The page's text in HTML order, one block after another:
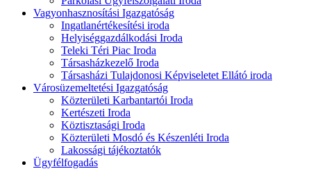
Vagyonhasznosítási Igazgatóság
Ingatlanértékesítési iroda
Helyiséggazdálkodási Iroda
Teleki Téri Piac Iroda
Társasházkezelő Iroda
Társasházi Tulajdonosi Képviseletet Ellátó iroda
Városüzemeltetési Igazgatóság
Közterületi Karbantartói Iroda
Kertészeti Iroda
Köztisztasági Iroda
Közterületi Mosdó és Készenléti Iroda
Lakossági tájékoztatók
Ügyfélfogadás